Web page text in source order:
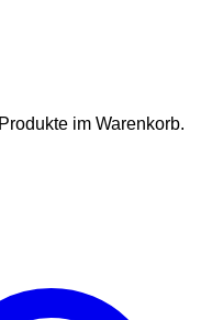
im Warenkorb.